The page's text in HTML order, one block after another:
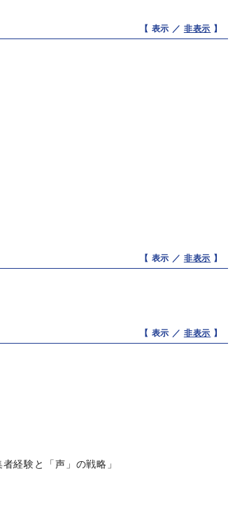
【 表示 ／ 非表示 】
【 表示 ／ 非表示 】
【 表示 ／ 非表示 】
経験と「声」の戦略」